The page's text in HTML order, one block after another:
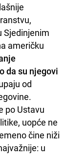
Sjedinjenim
američku
da su njegovi
od
po Ustavu
uopće ne
čine niži
u